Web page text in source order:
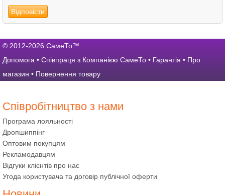
Відповісти
© 2012-2026 СамеТо™
Допомога • Співпраця з Компанією СамеТо • Гарантія • Про
магазин • Повернення товару
Співробітництво з нами
Програма лояльності
Дропшиппінг
Оптовим покупцям
Рекламодавцям
Відгуки клієнтів про нас
Угода користувача та договір публічної оферти